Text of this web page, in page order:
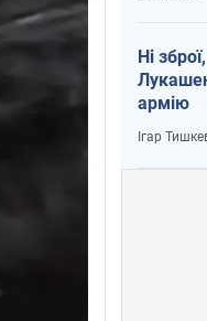
Ні
армію
Ігар